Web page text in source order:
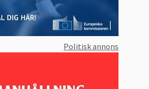
Politisk annons